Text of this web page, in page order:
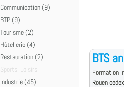
Communication (9)
BTP (9)
Tourisme (2)
Hôtellerie (4)
Restauration (2)
Sports, Loisirs
Industrie (45)
BTS
Formation
Rouen cedex